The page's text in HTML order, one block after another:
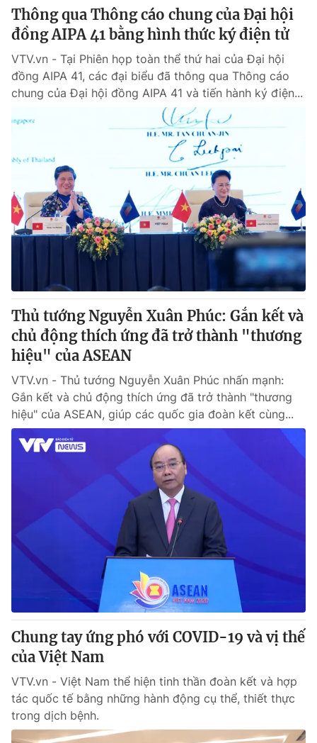
Thông qua Thông cáo chung của Đại hội
đồng AIPA 41 bằng hình thức ký điện tử
VTV.vn - Tại Phiên họp toàn thể thứ hai của Đại hội
đồng AIPA 41, các đại biểu đã thông qua Thông cáo
chung của Đại hội đồng AIPA 41 và tiến hành ký điện...
Thủ tướng Nguyễn Xuân Phúc: Gắn kết và
chủ động thích ứng đã trở thành "thương
hiệu" của ASEAN
VTV.vn - Thủ tướng Nguyễn Xuân Phúc nhấn mạnh:
Gắn kết và chủ động thích ứng đã trở thành "thương
hiệu" của ASEAN, giúp các quốc gia đoàn kết cùng...
Chung tay ứng phó với COVID-19 và vị thế
của Việt Nam
VTV.vn - Việt Nam thể hiện tinh thần đoàn kết và hợp
tác quốc tế bằng những hành động cụ thể, thiết thực
trong dịch bệnh.